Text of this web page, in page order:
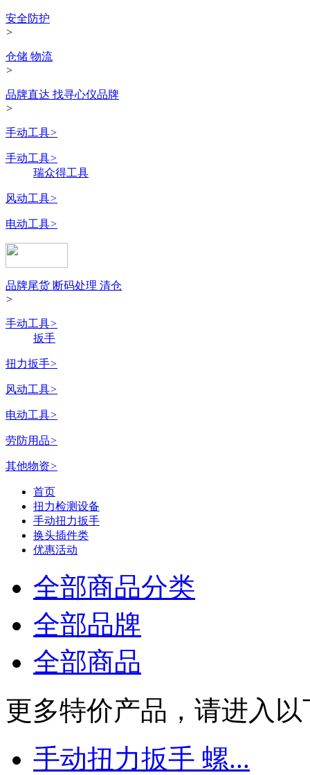
安全防护
>
仓储 物流
>
品牌直达 找寻心仪品牌
>
手动工具>
手动工具>
瑞众得工具
风动工具>
电动工具>
品牌尾货 断码处理 清仓
>
手动工具>
扳手
扭力扳手>
风动工具>
电动工具>
劳防用品>
其他物资>
首页
扭力检测设备
手动扭力扳手
换头插件类
优惠活动
全部商品分类
全部品牌
全部商品
更多特价产品，请进入
手动扭力扳手 螺...